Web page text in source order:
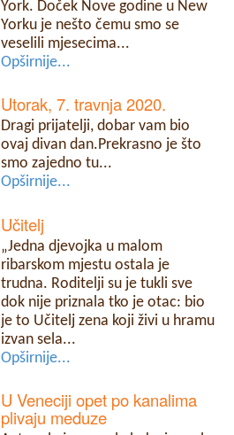
York. Doček Nove godine u New
Yorku je nešto čemu smo se
veselili mjesecima...
Opširnije...
Utorak, 7. travnja 2020.
Dragi prijatelji, dobar vam bio
ovaj divan dan.Prekrasno je što
smo zajedno tu...
Opširnije...
Učitelj
„Jedna djevojka u malom
ribarskom mjestu ostala je
trudna. Roditelji su je tukli sve
dok nije priznala tko je otac: bio
je to Učitelj zena koji živi u hramu
izvan sela...
Opširnije...
U Veneciji opet po kanalima
plivaju meduze